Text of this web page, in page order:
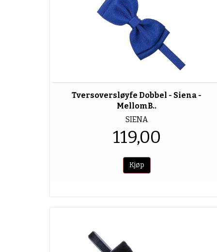
Tversoversløyfe Dobbel - Siena -
MellomB..
SIENA
119,00